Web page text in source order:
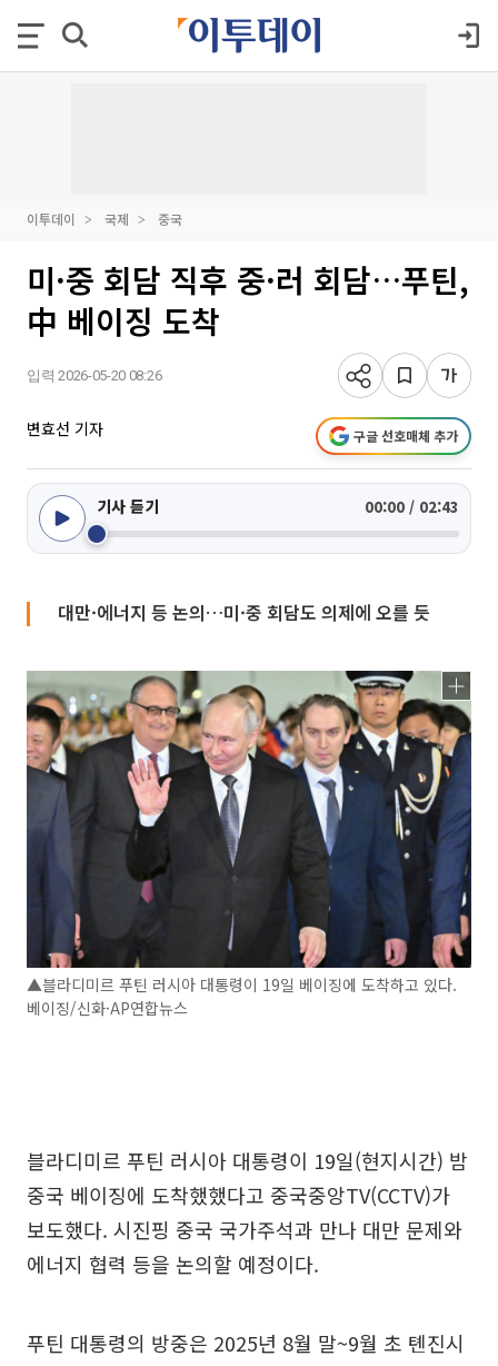
이투데이 국제 중국
미·중 회담 직후 중·러 회담…푸틴,
中 베이징 도착
입력 2026-05-20 08:26
변효선 기자 구글 선호매체 추가
기사 듣기 00:00 / 02:43
대만·에너지 등 논의…미·중 회담도 의제에 오를 듯
▲블라디미르 푸틴 러시아 대통령이 19일 베이징에 도착하고 있다.
베이징/신화·AP연합뉴스
블라디미르 푸틴 러시아 대통령이 19일(현지시간) 밤
중국 베이징에 도착했했다고 중국중앙TV(CCTV)가
보도했다. 시진핑 중국 국가주석과 만나 대만 문제와
에너지 협력 등을 논의할 예정이다.
푸틴 대통령의 방중은 2025년 8월 말~9월 초 톈진시